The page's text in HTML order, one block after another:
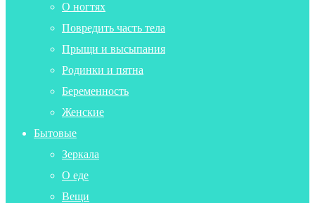
О ногтях
Повредить часть тела
Прыщи и высыпания
Родинки и пятна
Беременность
Женские
Бытовые
Зеркала
О еде
Вещи